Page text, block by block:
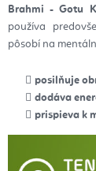
Brahmi - Gotu
používa
pôsobí na
posilňuje
dodáva
prispieva k